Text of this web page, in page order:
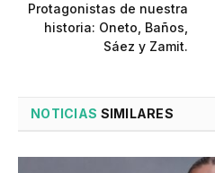
Protagonistas de nuestra
historia: Oneto, Baños,
Sáez y Zamit.
NOTICIAS SIMILARES